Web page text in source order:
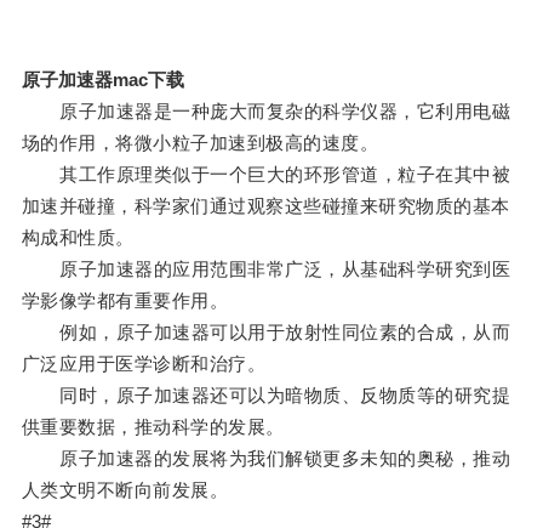
原子加速器mac下载
原子加速器是一种庞大而复杂的科学仪器，它利用电磁
场的作用，将微小粒子加速到极高的速度。
其工作原理类似于一个巨大的环形管道，粒子在其中被
加速并碰撞，科学家们通过观察这些碰撞来研究物质的基本
构成和性质。
原子加速器的应用范围非常广泛，从基础科学研究到医
学影像学都有重要作用。
例如，原子加速器可以用于放射性同位素的合成，从而
广泛应用于医学诊断和治疗。
同时，原子加速器还可以为暗物质、反物质等的研究提
供重要数据，推动科学的发展。
原子加速器的发展将为我们解锁更多未知的奥秘，推动
人类文明不断向前发展。
#3#